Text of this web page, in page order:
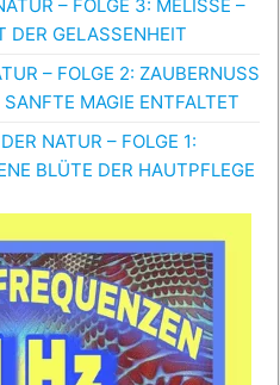
– FOLGE 3: MELISSE –
DER GELASSENHEIT
– FOLGE 2: ZAUBERNUSS
MAGIE ENTFALTET
NATUR – FOLGE 1:
BLÜTE DER HAUTPFLEGE